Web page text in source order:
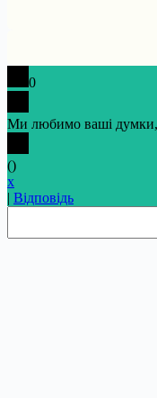
0
Ми любимо ваші думки,
()
x
| Відповідь